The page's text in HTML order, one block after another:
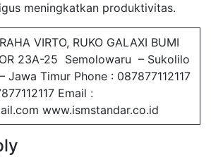
meningkatkan produktivitas.
VIRTO, RUKO GALAXI BUMI
23A-25 Semolowaru – Sukolilo
Jawa Timur Phone : 087877112117
Email :
www.ismstandar.co.id